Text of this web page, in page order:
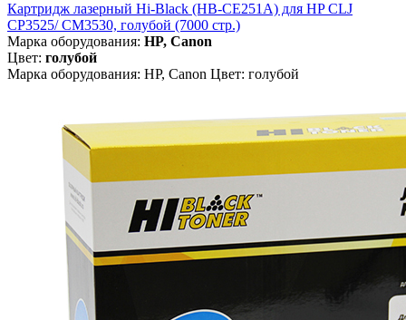
Картридж лазерный Hi-Black (HB-CE251A) для HP CLJ
CP3525/ CM3530, голубой (7000 стр.)
Марка оборудования: HP, Canon
Цвет: голубой
Марка оборудования: HP, Canon Цвет: голубой